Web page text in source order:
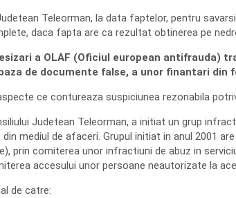
Teleorman, la data faptelor, pentru
daca fapta are ca rezultat obtinerea pe
a OLAF (Oficiul european antifrauda)
de documente false, a unor finantari
ce contureaza suspiciunea rezonabila
Judetean Teleorman, a initiat un grup
mediul de afaceri. Grupul initiat in anul 2001
prin comiterea unor infractiuni de abuz in
accesului unor persoane neautorizate la
de catre: